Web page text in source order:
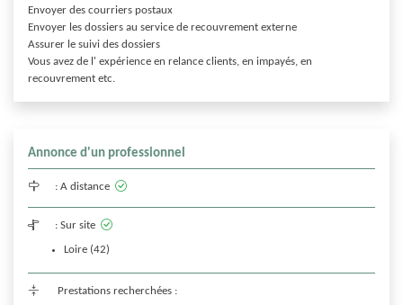
Envoyer des courriers postaux
Envoyer les dossiers au service de recouvrement externe
Assurer le suivi des dossiers
Vous avez de l' expérience en relance clients, en impayés, en
recouvrement etc.
Annonce d'un professionnel
: A distance
: Sur site
Loire (42)
Prestations recherchées :